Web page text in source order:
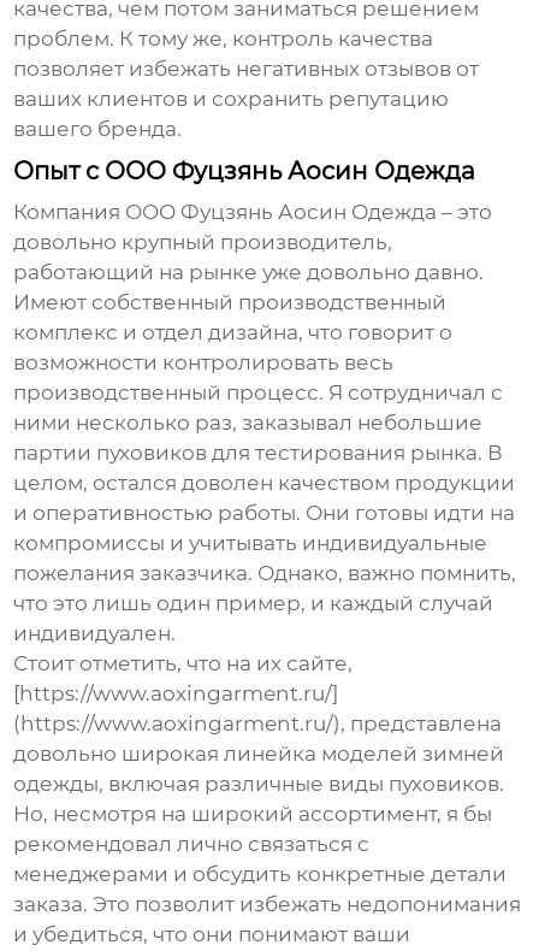
качества, чем потом заниматься решением
проблем. К тому же, контроль качества
позволяет избежать негативных отзывов от
ваших клиентов и сохранить репутацию
вашего бренда.
Опыт с ООО Фуцзянь Аосин Одежда
Компания ООО Фуцзянь Аосин Одежда – это
довольно крупный производитель,
работающий на рынке уже довольно давно.
Имеют собственный производственный
комплекс и отдел дизайна, что говорит о
возможности контролировать весь
производственный процесс. Я сотрудничал с
ними несколько раз, заказывал небольшие
партии пуховиков для тестирования рынка. В
целом, остался доволен качеством продукции
и оперативностью работы. Они готовы идти на
компромиссы и учитывать индивидуальные
пожелания заказчика. Однако, важно помнить,
что это лишь один пример, и каждый случай
индивидуален.
Стоит отметить, что на их сайте,
[https://www.aoxingarment.ru/]
(https://www.aoxingarment.ru/), представлена
довольно широкая линейка моделейзимней
одежды, включая различные виды пуховиков.
Но, несмотря на широкий ассортимент, я бы
рекомендовал лично связаться с
менеджерами и обсудить конкретные детали
заказа. Это позволит избежать недопонимания
и убедиться, что они понимают ваши